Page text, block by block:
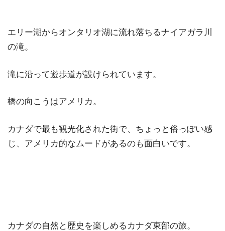
エリー湖からオンタリオ湖に流れ落ちるナイアガラ川
の滝。
滝に沿って遊歩道が設けられています。
橋の向こうはアメリカ。
カナダで最も観光化された街で、ちょっと俗っぽい感
じ、アメリカ的なムードがあるのも面白いです。
カナダの自然と歴史を楽しめるカナダ東部の旅。